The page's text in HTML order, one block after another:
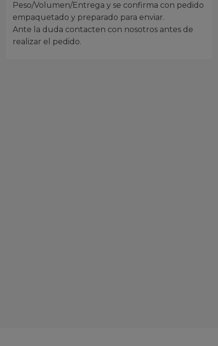
Peso/Volumen/Entrega y se confirma con pedido
empaquetado y preparado para enviar.
Ante la duda contacten con nosotros antes de
realizar el pedido.